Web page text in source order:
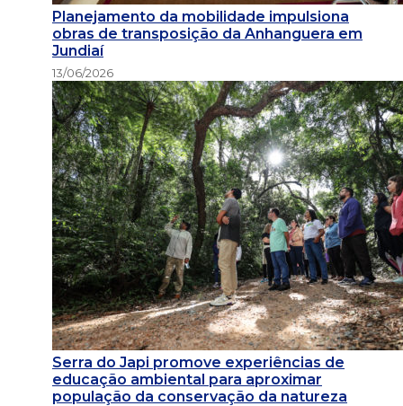
Planejamento da mobilidade impulsiona
obras de transposição da Anhanguera em
Jundiaí
13/06/2026
Serra do Japi promove experiências de
educação ambiental para aproximar
população da conservação da natureza